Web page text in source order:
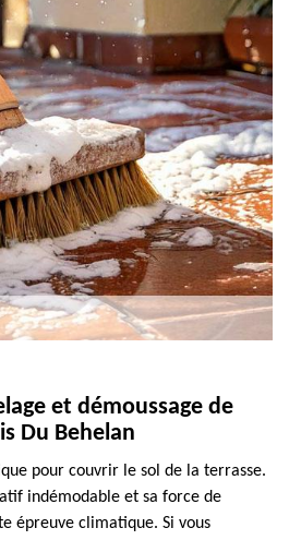
et démoussage de
Du Behelan
pour couvrir le sol de la terrasse.
indémodable et sa force de
épreuve climatique. Si vous